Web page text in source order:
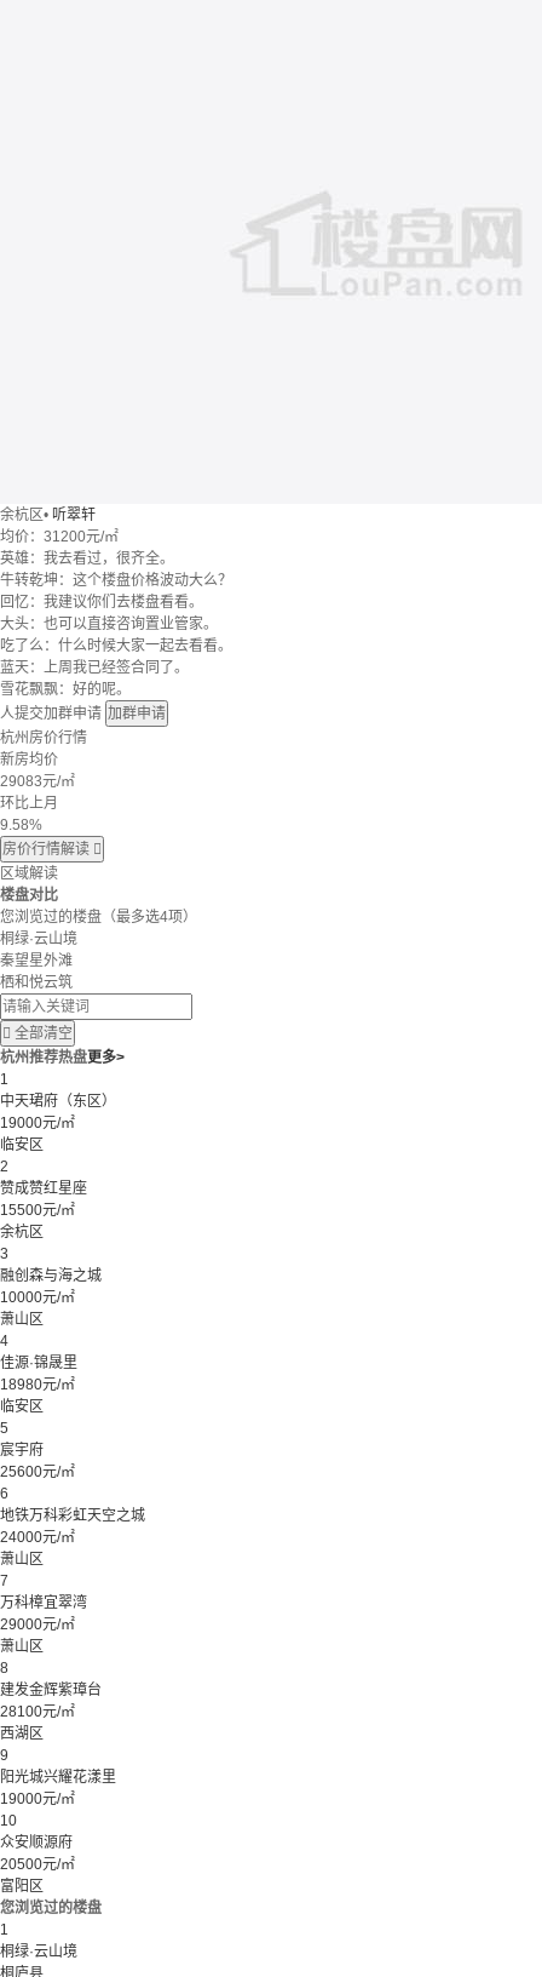
余杭区• 听翠轩
均价： 31200元/㎡
英雄：我去看过，很齐全。
牛转乾坤：这个楼盘价格波动大么？
回忆：我建议你们去楼盘看看。
大头：也可以直接咨询置业管家。
吃了么：什么时候大家一起去看看。
蓝天：上周我已经签合同了。
雪花飘飘：好的呢。
人提交加群申请 加群申请
杭州房价行情
新房均价
29083元/㎡
环比上月
9.58%
房价行情解读 
区域解读
楼盘对比
您浏览过的楼盘 （最多选4项）
桐绿·云山境
秦望星外滩
栖和悦云筑
 全部清空
杭州推荐热盘更多>
1
中天珺府（东区）
19000元/㎡
临安区
2
赞成赞红星座
15500元/㎡
余杭区
3
融创森与海之城
10000元/㎡
萧山区
4
佳源·锦晟里
18980元/㎡
临安区
5
宸宇府
25600元/㎡
6
地铁万科彩虹天空之城
24000元/㎡
萧山区
7
万科樟宜翠湾
29000元/㎡
萧山区
8
建发金辉紫璋台
28100元/㎡
西湖区
9
阳光城兴耀花漾里
19000元/㎡
10
众安顺源府
20500元/㎡
富阳区
您浏览过的楼盘
1
桐绿·云山境
桐庐县